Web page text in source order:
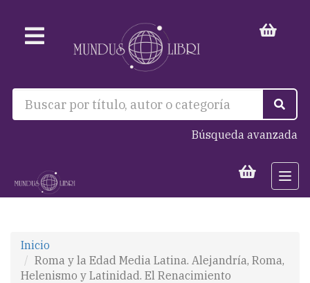
Búsqueda avanzada
Inicio
Roma y la Edad Media Latina. Alejandría, Roma,
Helenismo y Latinidad. El Renacimiento